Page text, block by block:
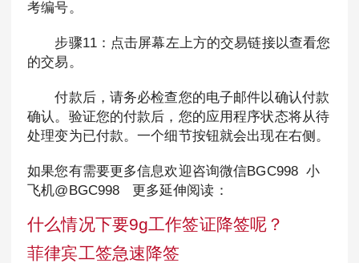
考编号。
步骤11：点击屏幕左上方的交易链接以查看您
的交易。
付款后，请务必检查您的电子邮件以确认付款
确认。验证您的付款后，您的应用程序状态将从待
处理变为已付款。一个细节按钮就会出现在右侧。
如果您有需要更多信息欢迎咨询微信BGC998 小
飞机@BGC998 更多延伸阅读：
什么情况下要9g工作签证降签呢？
菲律宾工签急速降签